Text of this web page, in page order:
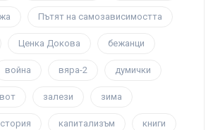
Пътят на самозависимостта
Ценка Докова бежанци
война вяра-2 думички
залези зима
капитализъм книги